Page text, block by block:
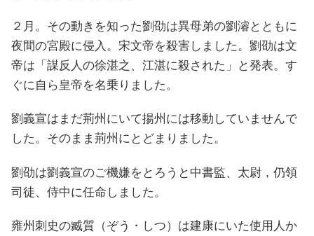
２月。その動きを知った劉劭は異母弟の劉濬とともに
夜間の宮殿に侵入。宋文帝を殺害しました。劉劭は文
帝は「謀反人の徐湛之、江湛に殺された」と発表。す
ぐに自ら皇帝を名乗りました。
劉義宣はまだ荊州にいて揚州には移動していませんで
した。そのまま荊州にとどまりました。
劉劭は劉義宣のご機嫌をとろうと中書監、太尉，仍領
司徒、侍中に任命しました。
雍州刺史の臧質（ぞう・しつ）は建康にいた使用人か